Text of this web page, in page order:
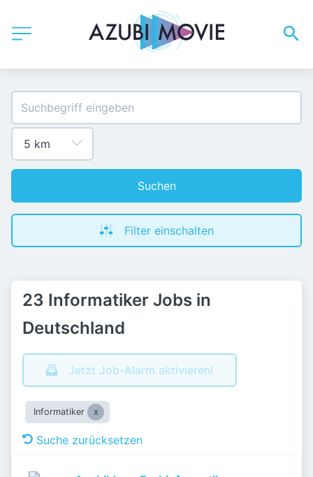
Suchen
Filter einschalten
23 Informatiker Jobs in
Deutschland
Jetzt Job-Alarm aktivieren!
Informatiker
Suche zurücksetzen